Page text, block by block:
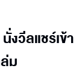
งวีลแชร์เข้า
ม